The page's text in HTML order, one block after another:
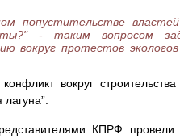
попустительстве
- таким вопросом
вокруг протестов
вокруг
КПРФ